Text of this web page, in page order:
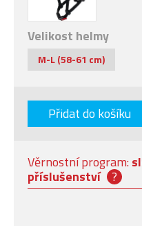
Velikost helmy
M-L (58-61 cm)
Přidat do košíku
Věrnostní program:
příslušenství ?